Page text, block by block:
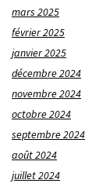
mars 2025
février 2025
janvier 2025
décembre 2024
novembre 2024
octobre 2024
septembre 2024
août 2024
juillet 2024